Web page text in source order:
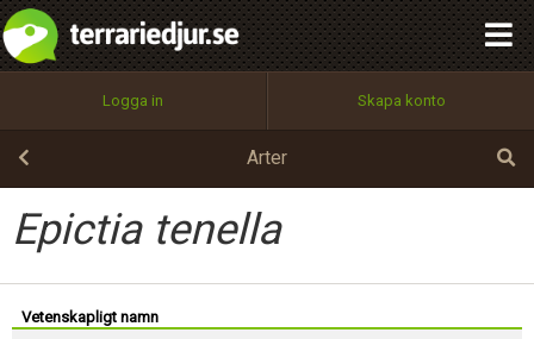
Logga in Skapa konto
Arter
Epictia tenella
Vetenskapligt namn
Utför
100%
OK
integritetspolicy
Namn:
Epost:
Användarnamn:
Begär nytt lösenord
Tillbaka till förstasidan